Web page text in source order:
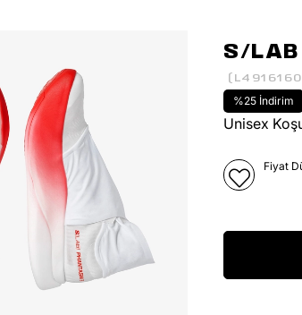
S/LAB
%25 İndirim
Unisex
Fiyat